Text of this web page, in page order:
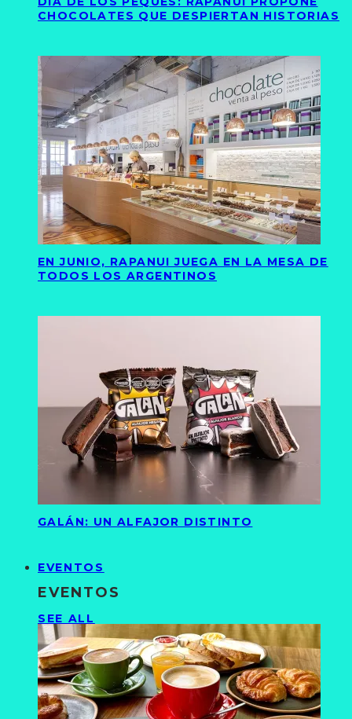
CHOCOLATES QUE DESPIERTAN HISTORIAS
EN JUNIO, RAPANUI JUEGA EN LA MESA DE
TODOS LOS ARGENTINOS
GALÁN: UN ALFAJOR DISTINTO
EVENTOS
EVENTOS
SEE ALL